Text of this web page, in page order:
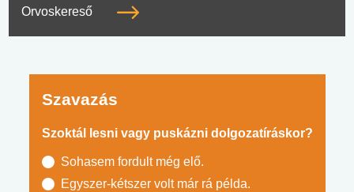
Orvoskereső
Szavazás
Szoktál lesni vagy puskázni dolgozatíráskor?
Sohasem fordult még elő.
Egyszer-kétszer volt már rá példa.